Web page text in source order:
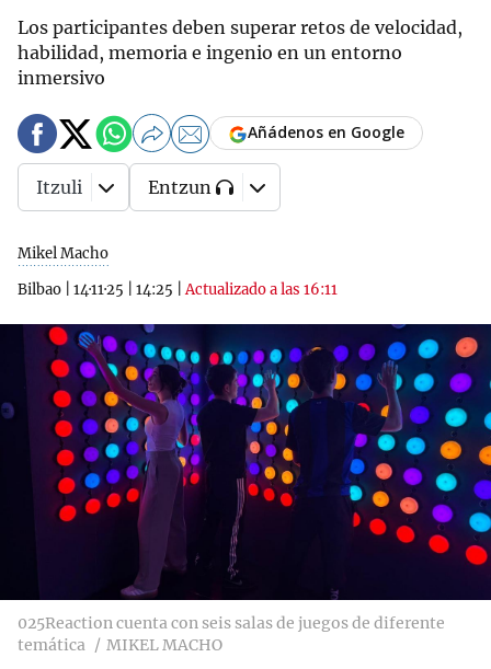
Los participantes deben superar retos de velocidad,
habilidad, memoria e ingenio en un entorno
inmersivo
Mikel Macho
Bilbao
14·11·25 14:25 |Actualizado a las 16:11
Añádenos en Google
Itzuli Entzun
025Reaction cuenta con seis salas de juegos de diferente
temática
MIKEL MACHO